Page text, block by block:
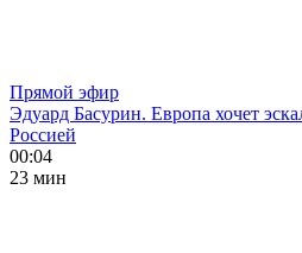
Прямой эфир
Эдуард Басурин. Европа хочет
Россией
00:04
23 мин